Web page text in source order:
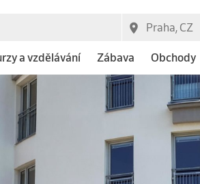
a vzdělávání Zábava Obchody